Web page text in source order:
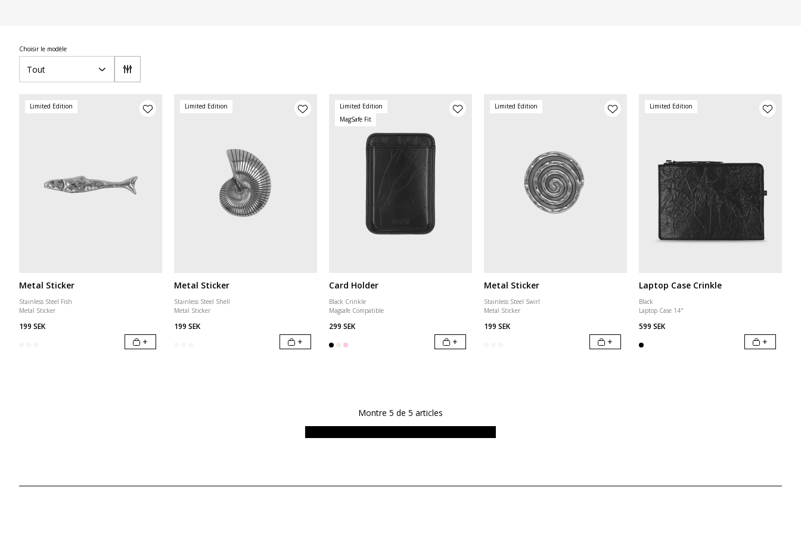
Choisir le modèle
Tout
Limited Edition
Metal Sticker
Stainless Steel Fish
Metal Sticker
199 SEK
+
Limited Edition
Metal Sticker
Stainless Steel Shell
Metal Sticker
199 SEK
+
Limited Edition
MagSafe Fit
Card Holder
Black Crinkle
Magsafe Compatible
299 SEK
+
Limited Edition
Metal Sticker
Stainless Steel Swirl
Metal Sticker
199 SEK
+
Limited Edition
Laptop Case Crinkle
Black
Laptop Case 14"
599 SEK
+
Montre 5 de 5 articles